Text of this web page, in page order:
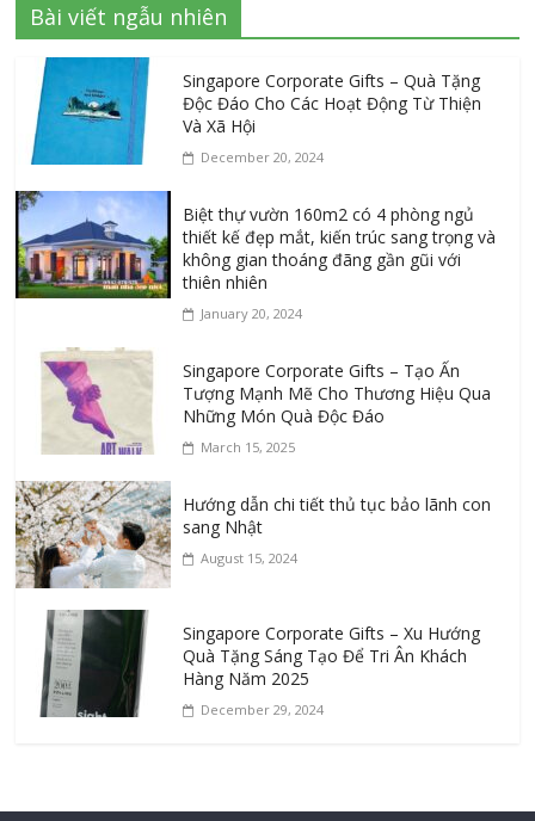
Bài viết ngẫu nhiên
Singapore Corporate Gifts – Quà Tặng
Độc Đáo Cho Các Hoạt Động Từ Thiện
Và Xã Hội
December 20, 2024
Biệt thự vườn 160m2 có 4 phòng ngủ
thiết kế đẹp mắt, kiến trúc sang trọng và
không gian thoáng đãng gần gũi với
thiên nhiên
January 20, 2024
Singapore Corporate Gifts – Tạo Ấn
Tượng Mạnh Mẽ Cho Thương Hiệu Qua
Những Món Quà Độc Đáo
March 15, 2025
Hướng dẫn chi tiết thủ tục bảo lãnh con
sang Nhật
August 15, 2024
Singapore Corporate Gifts – Xu Hướng
Quà Tặng Sáng Tạo Để Tri Ân Khách
Hàng Năm 2025
December 29, 2024